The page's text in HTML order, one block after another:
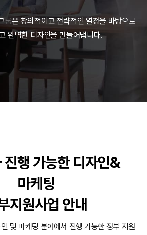
동영상 - 모모스커피㈜
영상 - 삼양홀딩스
영상 - 킷캣
사진, 광고디자인 - (주)화요
사진, 광고디자인 - (주)광주요
품디자인 - 삼성전자㈜
동영상, CI - 카피어랜드㈜
영상, 홈페이지 - (주)분독
동영상 - (주)듀오백
동영상 - 모모스커피㈜
영상 - 삼양홀딩스
영상 - 킷캣
룹은 창의적이고 전략적인 열정을 바탕으로
완벽한 디자인을 만들어냅니다.
진행 가능한 디자인&
마케팅
지원사업 안내
및 마케팅 분야에서 진행 가능한 정부 지원